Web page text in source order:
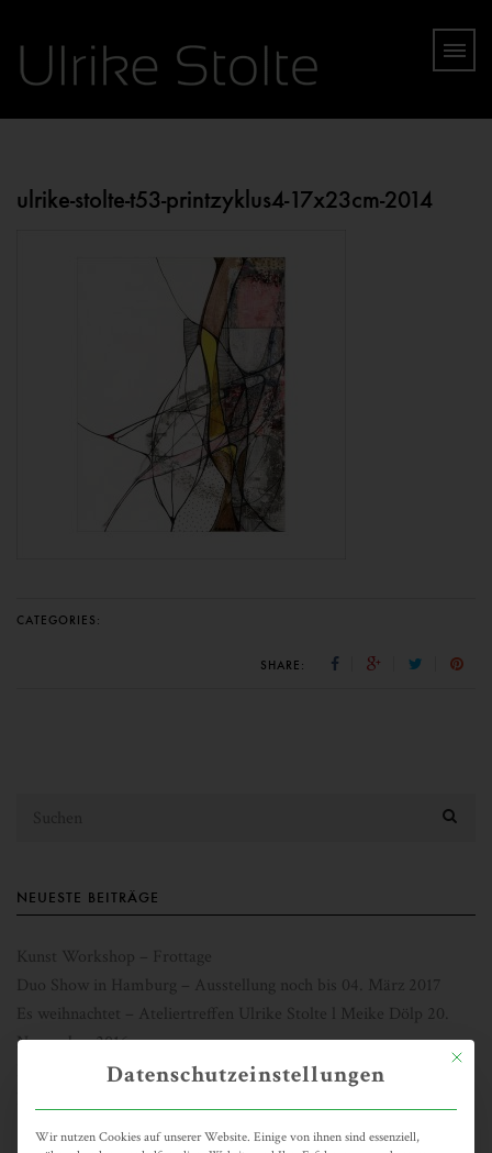
ulrike-stolte-t53-printzyklus4-17x23cm-2014
CATEGORIES:
SHARE:
NEUESTE BEITRÄGE
Kunst Workshop – Frottage
Duo Show in Hamburg – Ausstellung noch bis 04. März 2017
Es weihnachtet – Ateliertreffen Ulrike Stolte l Meike Dölp 20.
November 2016
Füttern Verboten – Ausstellung noch bis 28. Mai 2016
Mit
Datenschutzeinstellungen
Wir nutzen Cookies auf unserer Website. Einige von ihnen sind essenziell,